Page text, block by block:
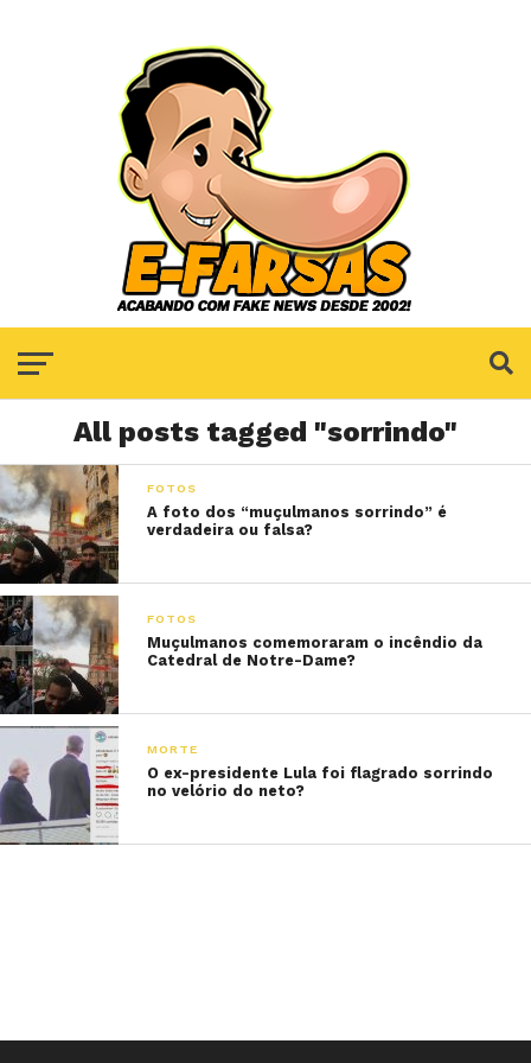
All posts tagged "sorrindo"
FOTOS
A foto dos “muçulmanos sorrindo” é
verdadeira ou falsa?
FOTOS
Muçulmanos comemoraram o incêndio da
Catedral de Notre-Dame?
MORTE
O ex-presidente Lula foi flagrado sorrindo
no velório do neto?